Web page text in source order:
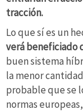
tracción.
Lo que sí es un
verá beneficiado
buen sistema
la menor
probable que se
normas europeas,